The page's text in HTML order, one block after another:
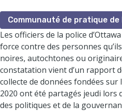
Communauté de pratique de
Les officiers de la police
force contre des personnes
noires, autochtones ou
constatation vient d’un rapport
collecte de données fondées sur
2020 ont été partagés jeudi lors
des politiques et de la